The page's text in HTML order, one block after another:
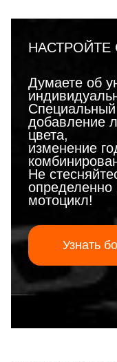
НАСТРОЙТЕ
Думаете об
добавление
цвета,
изменение
Не
мотоцикл!
Узнать